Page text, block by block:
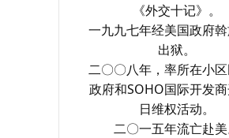
《外交十记》。
一九九七年经美国政府
出狱。
二〇〇八年，率所在小
政府和SOHO国际开发
日维权活动。
二〇一五年流亡赴美